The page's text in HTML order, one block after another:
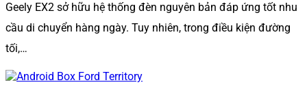
Geely EX2 sở hữu hệ thống đèn nguyên bản đáp ứng tốt nhu
cầu di chuyển hàng ngày. Tuy nhiên, trong điều kiện đường
tối,…